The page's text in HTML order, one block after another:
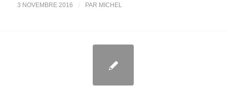
3 NOVEMBRE 2016 / PAR MICHEL